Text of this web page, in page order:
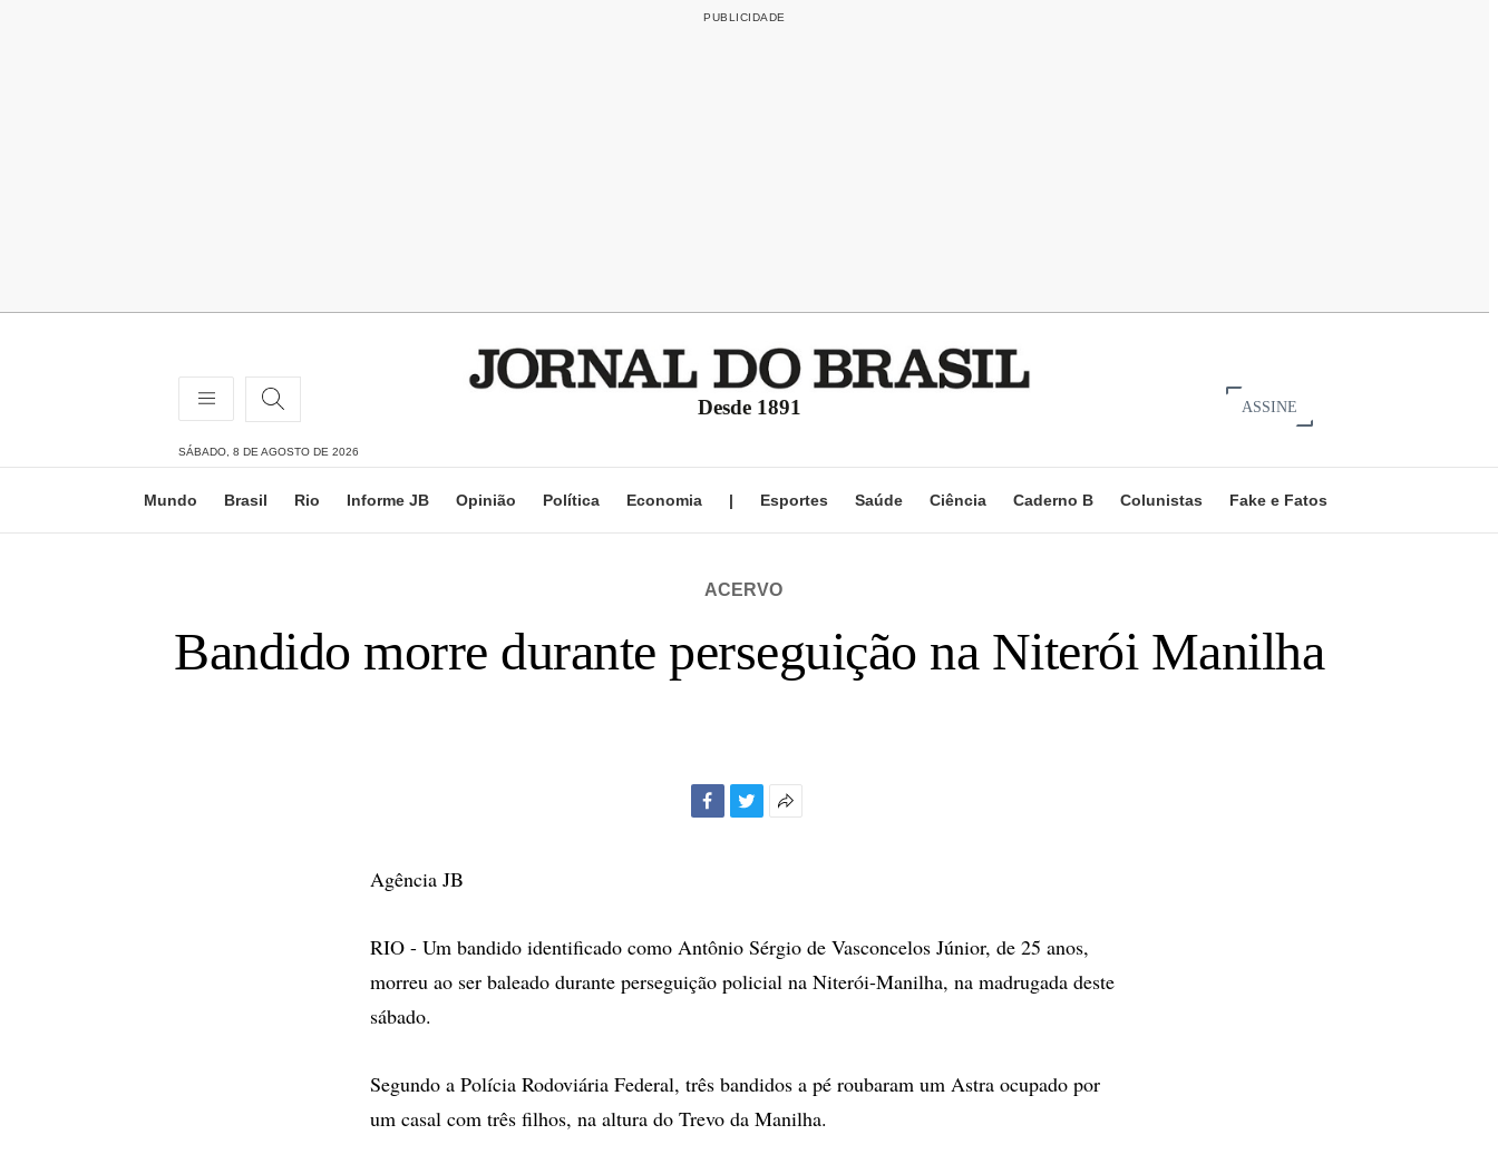
Desde 1891 ASSINE
SÁBADO, 8 DE AGOSTO DE 2026
Mundo Brasil Rio Informe JB Opinião Política Economia | Esportes Saúde Ciência Caderno B Colunistas Fake e Fatos
ACERVO
Bandido morre durante perseguição na Niterói Manilha
Agência JB
RIO - Um bandido identificado como Antônio Sérgio de Vasconcelos Júnior, de 25 anos,
morreu ao ser baleado durante perseguição policial na Niterói-Manilha, na madrugada deste
sábado.
Segundo a Polícia Rodoviária Federal, três bandidos a pé roubaram um Astra ocupado por
um casal com três filhos, na altura do Trevo da Manilha.